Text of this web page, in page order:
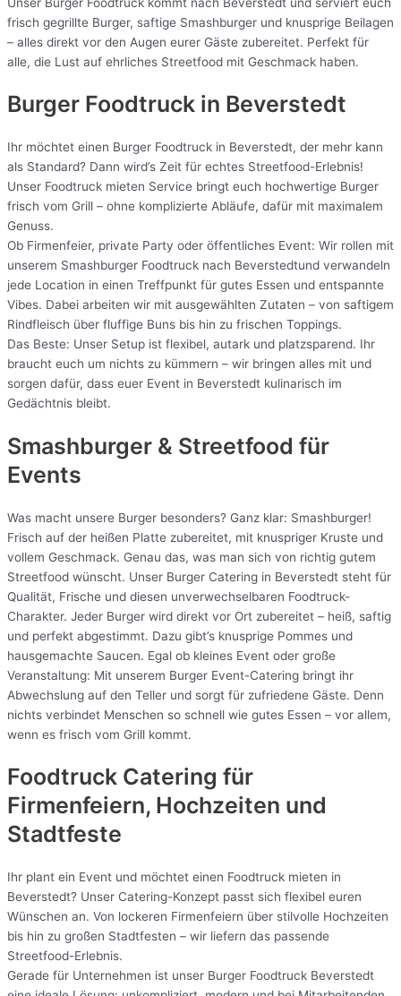
frisch gegrillte Burger, saftige Smashburger und knusprige Beilagen
– alles direkt vor den Augen eurer Gäste zubereitet. Perfekt für
alle, die Lust auf ehrliches Streetfood mit Geschmack haben.
Burger Foodtruck in Beverstedt
Ihr möchtet einen Burger Foodtruck in Beverstedt, der mehr kann
als Standard? Dann wird’s Zeit für echtes Streetfood-Erlebnis!
Unser Foodtruck mieten Service bringt euch hochwertige Burger
frisch vom Grill – ohne komplizierte Abläufe, dafür mit maximalem
Genuss.
Ob Firmenfeier, private Party oder öffentliches Event: Wir rollen mit
unserem Smashburger Foodtruck nach Beverstedtund verwandeln
jede Location in einen Treffpunkt für gutes Essen und entspannte
Vibes. Dabei arbeiten wir mit ausgewählten Zutaten – von saftigem
Rindfleisch über fluffige Buns bis hin zu frischen Toppings.
Das Beste: Unser Setup ist flexibel, autark und platzsparend. Ihr
braucht euch um nichts zu kümmern – wir bringen alles mit und
sorgen dafür, dass euer Event in Beverstedt kulinarisch im
Gedächtnis bleibt.
Smashburger & Streetfood für
Events
Was macht unsere Burger besonders? Ganz klar: Smashburger!
Frisch auf der heißen Platte zubereitet, mit knuspriger Kruste und
vollem Geschmack. Genau das, was man sich von richtig gutem
Streetfood wünscht. Unser Burger Catering in Beverstedt steht für
Qualität, Frische und diesen unverwechselbaren Foodtruck-
Charakter. Jeder Burger wird direkt vor Ort zubereitet – heiß, saftig
und perfekt abgestimmt. Dazu gibt’s knusprige Pommes und
hausgemachte Saucen. Egal ob kleines Event oder große
Veranstaltung: Mit unserem Burger Event-Catering bringt ihr
Abwechslung auf den Teller und sorgt für zufriedene Gäste. Denn
nichts verbindet Menschen so schnell wie gutes Essen – vor allem,
wenn es frisch vom Grill kommt.
Foodtruck Catering für
Firmenfeiern, Hochzeiten und
Stadtfeste
Ihr plant ein Event und möchtet einen Foodtruck mieten in
Beverstedt? Unser Catering-Konzept passt sich flexibel euren
Wünschen an. Von lockeren Firmenfeiern über stilvolle Hochzeiten
bis hin zu großen Stadtfesten – wir liefern das passende
Streetfood-Erlebnis.
Gerade für Unternehmen ist unser Burger Foodtruck Beverstedt